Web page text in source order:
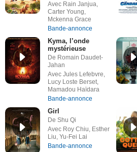
Avec Rain Janjua,
Carter Young,
Mckenna Grace
Bande-annonce
Kyma, l’onde
mystérieuse
De Romain Daudet-
Jahan
Avec Jules Lefebvre,
Lucy Loste Berset,
Mamadou Haïdara
Bande-annonce
Girl
De Shu Qi
Avec Roy Chiu, Esther
Liu, Yu-Fei Lai
Bande-annonce